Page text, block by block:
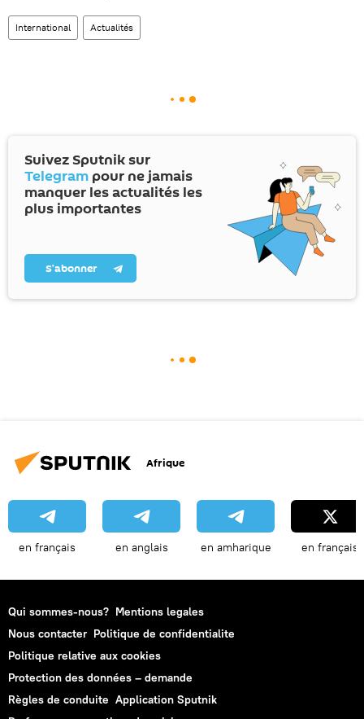
International Actualités
Suivez Sputnik sur
Telegram pour ne jamais
manquer les actualités les
plus importantes
S’abonner
Afrique
en français en anglais en amharique en français
Qui sommes-nous? Mentions legales
Nous contacter Politique de confidentialite
Politique relative aux cookies
Protection des données – demande
Règles de conduite Application Sputnik